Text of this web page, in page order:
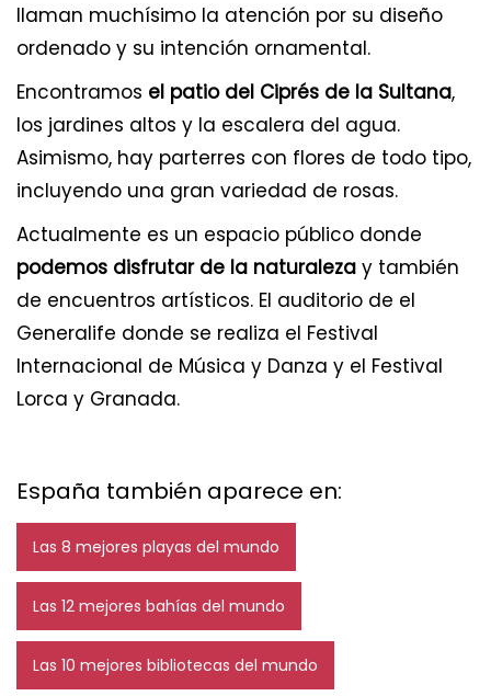
llaman muchísimo la atención por su diseño
ordenado y su intención ornamental.
Encontramos el patio del Ciprés de la Sultana,
los jardines altos y la escalera del agua.
Asimismo, hay parterres con flores de todo tipo,
incluyendo una gran variedad de rosas.
Actualmente es un espacio público donde
podemos disfrutar de la naturaleza y también
de encuentros artísticos. El auditorio de el
Generalife donde se realiza el Festival
Internacional de Música y Danza y el Festival
Lorca y Granada.
España también aparece en:
Las 8 mejores playas del mundo
Las 12 mejores bahías del mundo
Las 10 mejores bibliotecas del mundo